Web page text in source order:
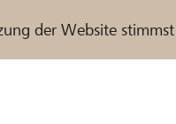
der Website